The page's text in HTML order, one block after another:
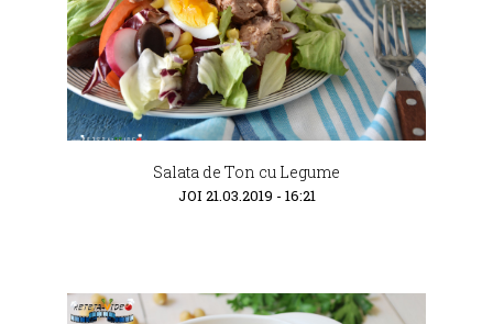
Salata de Ton cu Legume
JOI 21.03.2019 - 16:21